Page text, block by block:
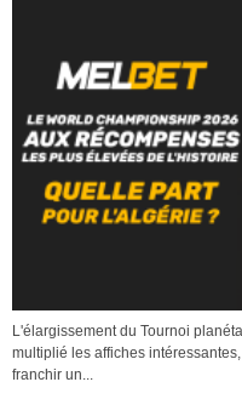
L'élargissement du Tournoi
multiplié les affiches
franchir un...